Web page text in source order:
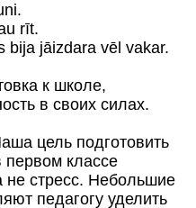
rīt.
bija jāizdara vēl vakar.
к школе,
в своих силах.
цель подготовить
первом классе
не стресс. Небольшие
педагогу уделить